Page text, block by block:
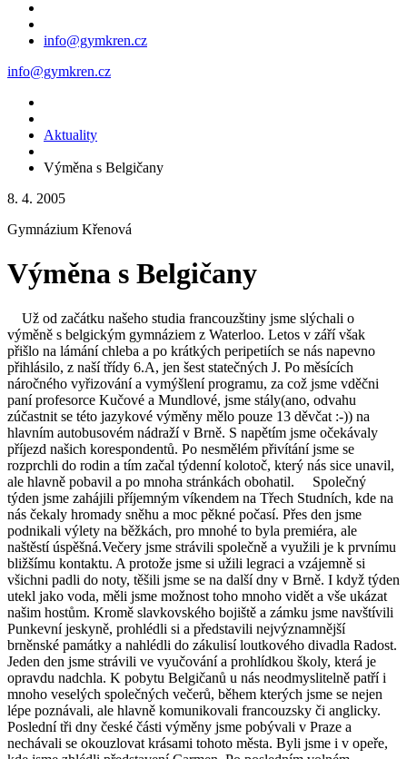
info@gymkren.cz
info@gymkren.cz
Aktuality
Výměna s Belgičany
8. 4. 2005
Gymnázium Křenová
Výměna s Belgičany
Už od začátku našeho studia francouzštiny jsme slýchali o
výměně s belgickým gymnáziem z Waterloo. Letos v září však
přišlo na lámání chleba a po krátkých peripetiích se nás napevno
přihlásilo, z naší třídy 6.A, jen šest statečných J. Po měsících
náročného vyřizování a vymýšlení programu, za což jsme vděčni
paní profesorce Kučové a Mundlové, jsme stály(ano, odvahu
zúčastnit se této jazykové výměny mělo pouze 13 děvčat :-)) na
hlavním autobusovém nádraží v Brně. S napětím jsme očekávaly
příjezd našich korespondentů. Po nesmělém přivítání jsme se
rozprchli do rodin a tím začal týdenní kolotoč, který nás sice unavil,
ale hlavně pobavil a po mnoha stránkách obohatil. Společný
týden jsme zahájili příjemným víkendem na Třech Studních, kde na
nás čekaly hromady sněhu a moc pěkné počasí. Přes den jsme
podnikali výlety na běžkách, pro mnohé to byla premiéra, ale
naštěstí úspěšná.Večery jsme strávili společně a využili je k prvnímu
bližšímu kontaktu. A protože jsme si užili legraci a vzájemně si
všichni padli do noty, těšili jsme se na další dny v Brně. I když týden
utekl jako voda, měli jsme možnost toho mnoho vidět a vše ukázat
našim hostům. Kromě slavkovského bojiště a zámku jsme navštívili
Punkevní jeskyně, prohlédli si a představili nejvýznamnější
brněnské památky a nahlédli do zákulisí loutkového divadla Radost.
Jeden den jsme strávili ve vyučování a prohlídkou školy, která je
opravdu nadchla. K pobytu Belgičanů u nás neodmyslitelně patří i
mnoho veselých společných večerů, během kterých jsme se nejen
lépe poznávali, ale hlavně komunikovali francouzsky či anglicky.
Poslední tři dny české části výměny jsme pobývali v Praze a
nechávali se okouzlovat krásami tohoto města. Byli jsme i v opeře,